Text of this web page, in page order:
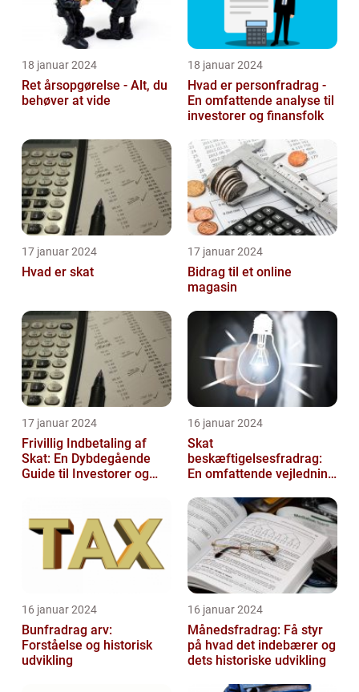
18 januar 2024
Ret årsopgørelse - Alt, du
behøver at vide
18 januar 2024
Hvad er personfradrag -
En omfattende analyse til
investorer og finansfolk
17 januar 2024
Hvad er skat
17 januar 2024
Bidrag til et online
magasin
17 januar 2024
Frivillig Indbetaling af
Skat: En Dybdegående
Guide til Investorer og
16 januar 2024
Skat
beskæftigelsesfradrag:
En omfattende vejledning
16 januar 2024
Bunfradrag arv:
Forståelse og historisk
udvikling
16 januar 2024
Månedsfradrag: Få styr
på hvad det indebærer og
dets historiske udvikling